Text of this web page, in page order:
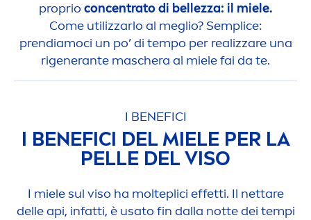
proprio concentrato di bellezza: il miele.
Come utilizzarlo al meglio? Semplice:
prendiamoci un po’ di tempo per realizzare una
rigenerante maschera al miele fai da te.
I BENEFICI
I BENEFICI DEL MIELE PER LA
PELLE DEL VISO
I miele sul viso ha molteplici effetti. Il nettare
delle api, infatti, è usato fin dalla notte dei tempi